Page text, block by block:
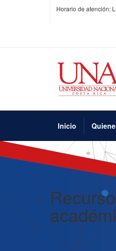
Horario de atención:
Inicio